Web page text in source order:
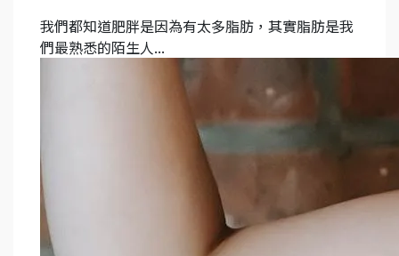
我們都知道肥胖是因為有太多脂肪，其實脂肪是我
們最熟悉的陌生人...